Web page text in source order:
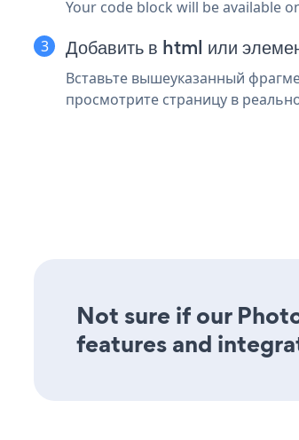
Your code block will be available
Добавить в html или
Вставьте вышеуказанный
просмотрите страницу в
Not sure if our
features and